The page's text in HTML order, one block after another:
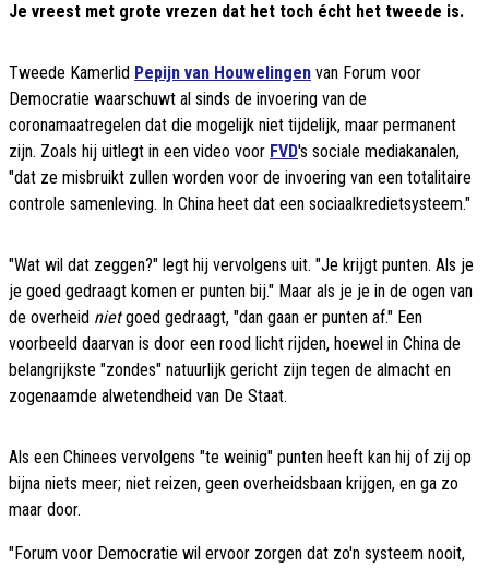
Je vreest met grote vrezen dat het toch écht het tweede is.
Tweede Kamerlid Pepijn van Houwelingen van Forum voor
Democratie waarschuwt al sinds de invoering van de
coronamaatregelen dat die mogelijk niet tijdelijk, maar permanent
zijn. Zoals hij uitlegt in een video voor FVD's sociale mediakanalen,
"dat ze misbruikt zullen worden voor de invoering van een totalitaire
controle samenleving. In China heet dat een sociaalkredietsysteem."
"Wat wil dat zeggen?" legt hij vervolgens uit. "Je krijgt punten. Als je
je goed gedraagt komen er punten bij." Maar als je je in de ogen van
de overheid nietgoed gedraagt, "dan gaan er punten af." Een
voorbeeld daarvan is door een rood licht rijden, hoewel in China de
belangrijkste "zondes" natuurlijk gericht zijn tegen de almacht en
zogenaamde alwetendheid van De Staat.
Als een Chinees vervolgens "te weinig" punten heeft kan hij of zij op
bijna niets meer; niet reizen, geen overheidsbaan krijgen, en ga zo
maar door.
"Forum voor Democratie wil ervoor zorgen dat zo'n systeem nooit,